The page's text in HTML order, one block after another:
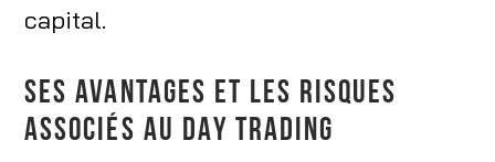
capital.
SES AVANTAGES ET LES RISQUES
ASSOCIÉS AU DAY TRADING